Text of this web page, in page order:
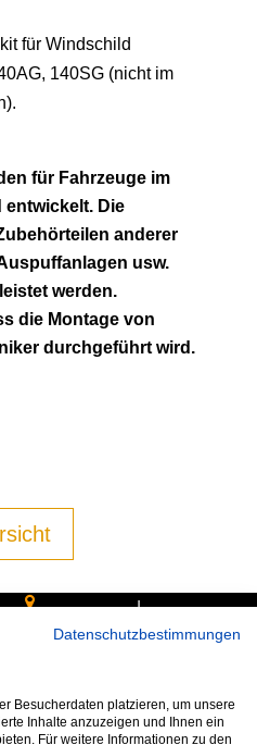
für Windschild
140SG (nicht im
für Fahrzeuge im
Die
anderer
usw.
werden.
die Montage von
durchgeführt wird.
85540
|
Datenschutzbestimmungen
Besucherdaten platzieren, um unsere
Inhalte anzuzeigen und Ihnen ein
Für weitere Informationen zu den